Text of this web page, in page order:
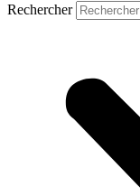
Rechercher